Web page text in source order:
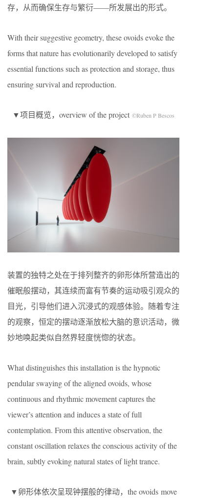
存，从而确保生存与繁衍——所发展出的形式。
With their suggestive geometry, these ovoids evoke the
forms that nature has evolutionarily developed to satisfy
essential functions such as protection and storage, thus
ensuring survival and reproduction.
▼项目概览，overview of the project ©Ruben P Bescos
装置的独特之处在于排列整齐的卵形体所营造出的
催眠般摆动，其连续而富有节奏的运动吸引观众的
目光，引导他们进入沉浸式的观感体验。随着专注
的观察，恒定的摆动逐渐放松大脑的意识活动，微
妙地唤起类似自然界轻度恍惚的状态。
What distinguishes this installation is the hypnotic
pendular swaying of the aligned ovoids, whose
continuous and rhythmic movement captures the
viewer’s attention and induces a state of full
contemplation. From this attentive observation, the
constant oscillation relaxes the conscious activity of the
brain, subtly evoking natural states of light trance.
▼卵形体依次呈现钟摆般的律动，the ovoids move